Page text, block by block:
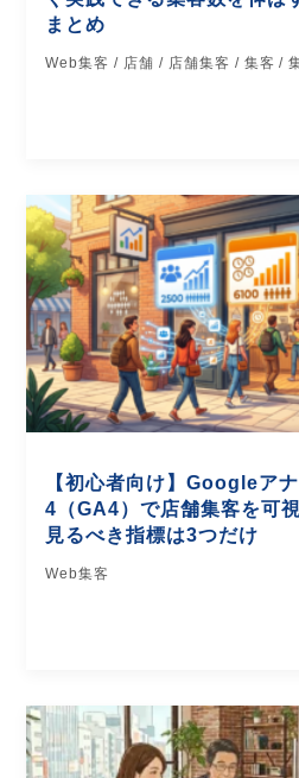
まとめ
Web集客 / 店舗 / 店舗集客 / 集客 /
【初心者向け】Googleア
4（GA4）で店舗集客を可
見るべき指標は3つだけ
Web集客